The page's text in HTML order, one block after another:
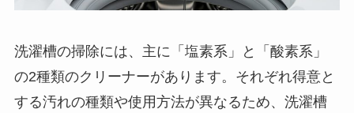
洗濯槽の掃除には、主に「塩素系」と「酸素系」
の2種類のクリーナーがあります。それぞれ得意と
する汚れの種類や使用方法が異なるため、洗濯槽